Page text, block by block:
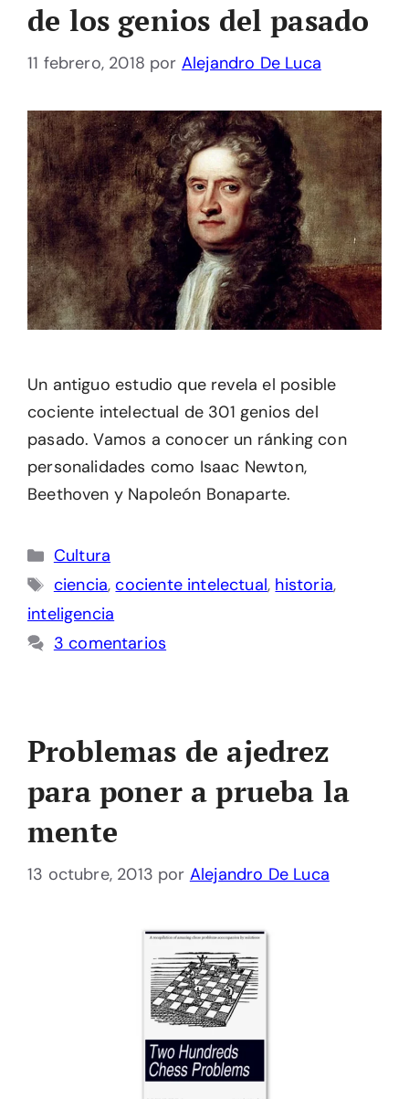
de los genios del pasado
11 febrero, 2018 por Alejandro De Luca
Un antiguo estudio que revela el posible
cociente intelectual de 301 genios del
pasado. Vamos a conocer un ránking con
personalidades como Isaac Newton,
Beethoven y Napoleón Bonaparte.
Categorías
Cultura
Etiquetas
ciencia,cociente intelectual, historia,
inteligencia
3 comentarios
Problemas de ajedrez
para poner a prueba la
mente
13 octubre, 2013 por Alejandro De Luca